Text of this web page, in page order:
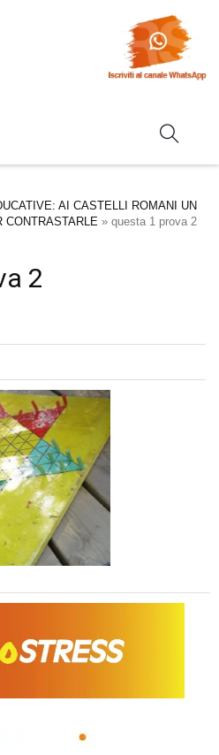
AI CASTELLI ROMANI UN
CONTRASTARLE » questa 1 prova 2
2